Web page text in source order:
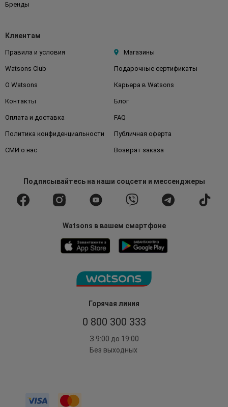
Горячая линия
0 800 300 333
З 9:00 до 19:00
Без выходных
Бренды
Клиентам
Правила и условия Магазины
Watsons Club Подарочные сертификаты
О Watsons Карьера в Watsons
Контакты Блог
Оплата и доставка FAQ
Политика конфиденциальности Публичная оферта
СМИ о нас Возврат заказа
Подписывайтесьна наши соцсети и мессенджеры
Watsons в вашем смартфоне